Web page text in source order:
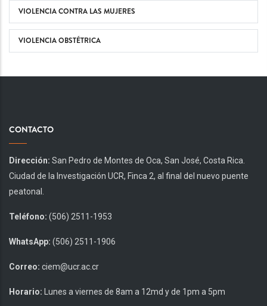
VIOLENCIA CONTRA LAS MUJERES
VIOLENCIA OBSTÉTRICA
CONTACTO
Dirección: San Pedro de Montes de Oca, San José, Costa Rica.
Ciudad de la Investigación UCR, Finca 2, al final del nuevo puente
peatonal.
Teléfono: (506) 2511-1953
WhatsApp: (506) 2511-1906
Correo: ciem@ucr.ac.cr
Horario: Lunes a viernes de 8am a 12md y de 1pm a 5pm